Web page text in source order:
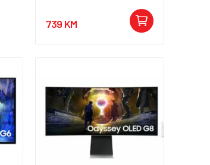
FreeSync Premium, Priključci:
HDMI, DisplayPort
739 KM